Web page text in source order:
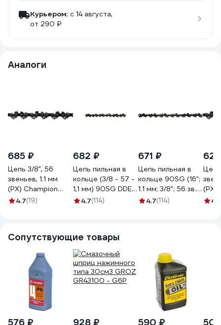
Курьером: c 14 августа,
от 290 ₽
Аналоги
685 ₽
Цепь 3/8", 56
звеньев, 1.1 мм
(PX) Champion
A043-PX-56E
4.7(19)
682 ₽
Цепь пильная в
кольце (3/8 - 57 -
1,1 мм) 90SG DDE
249-280
4.7(114)
671 ₽
Цепь пильная в
кольце 90SG (16";
1.1 мм; 3/8"; 56 зв.)
DDE 249-273
4.7(114)
(PX)
4.7
Сопутствующие товары
576 ₽ 928 ₽ 590 ₽